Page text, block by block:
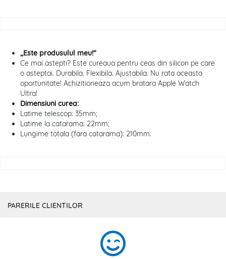
,,Este produsulul meu!”
Ce mai astepti? Este cureaua pentru ceas din silicon pe care
o asteptai. Durabila. Flexibila. Ajustabila. Nu rata aceasta
oportunitate! Achizitioneaza acum bratara Apple Watch
Ultra!
Dimensiuni curea:
Latime telescop: 35mm;
Latime la catarama: 22mm;
Lungime totala (fara catarama): 210mm.
PARERILE CLIENTILOR